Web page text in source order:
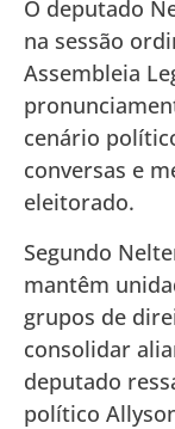
O deputado
na sessão
Assembleia
cenário
conversas e
eleitorado.
Segundo
mantêm
grupos de
consolidar
deputado
político